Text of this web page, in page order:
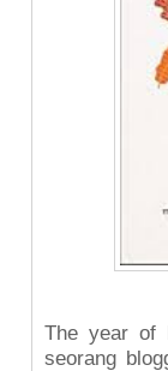
The year of
seorang